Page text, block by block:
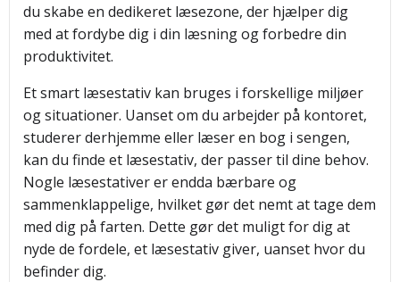
du skabe en dedikeret læsezone, der hjælper dig
med at fordybe dig i din læsning og forbedre din
produktivitet.
Et smart læsestativ kan bruges i forskellige miljøer
og situationer. Uanset om du arbejder på kontoret,
studerer derhjemme eller læser en bog i sengen,
kan du finde et læsestativ, der passer til dine behov.
Nogle læsestativer er endda bærbare og
sammenklappelige, hvilket gør det nemt at tage dem
med dig på farten. Dette gør det muligt for dig at
nyde de fordele, et læsestativ giver, uanset hvor du
befinder dig.